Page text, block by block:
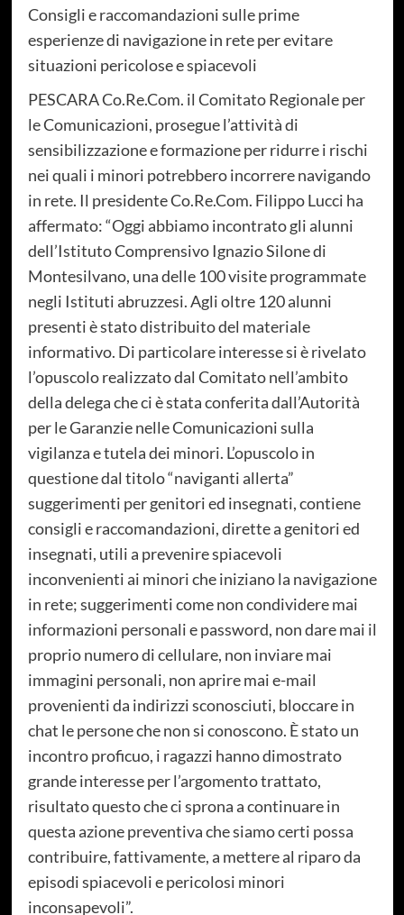
Consigli e raccomandazioni sulle prime
esperienze di navigazione in rete per evitare
situazioni pericolose e spiacevoli
PESCARA Co.Re.Com. il Comitato Regionale per
le Comunicazioni, prosegue l’attività di
sensibilizzazione e formazione per ridurre i rischi
nei quali i minori potrebbero incorrere navigando
in rete. Il presidente Co.Re.Com. Filippo Lucci ha
affermato: “Oggi abbiamo incontrato gli alunni
dell’Istituto Comprensivo Ignazio Silone di
Montesilvano, una delle 100 visite programmate
negli Istituti abruzzesi. Agli oltre 120 alunni
presenti è stato distribuito del materiale
informativo. Di particolare interesse si è rivelato
l’opuscolo realizzato dal Comitato nell’ambito
della delega che ci è stata conferita dall’Autorità
per le Garanzie nelle Comunicazioni sulla
vigilanza e tutela dei minori. L’opuscolo in
questione dal titolo “naviganti allerta”
suggerimenti per genitori ed insegnati, contiene
consigli e raccomandazioni, dirette a genitori ed
insegnati, utili a prevenire spiacevoli
inconvenienti ai minori che iniziano la navigazione
in rete; suggerimenti come non condividere mai
informazioni personali e password, non dare mai il
proprio numero di cellulare, non inviare mai
immagini personali, non aprire mai e-mail
provenienti da indirizzi sconosciuti, bloccare in
chat le persone che non si conoscono. È stato un
incontro proficuo, i ragazzi hanno dimostrato
grande interesse per l’argomento trattato,
risultato questo che ci sprona a continuare in
questa azione preventiva che siamo certi possa
contribuire, fattivamente, a mettere al riparo da
episodi spiacevoli e pericolosi minori
inconsapevoli”.